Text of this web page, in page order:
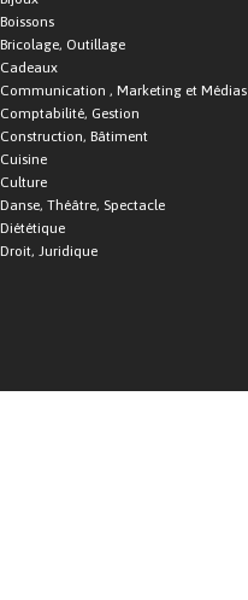
Boissons
Bricolage, Outillage
Cadeaux
Communication , Marketing et Médias
Comptabilité, Gestion
Construction, Bâtiment
Cuisine
Culture
Danse, Théâtre, Spectacle
Diététique
Droit, Juridique